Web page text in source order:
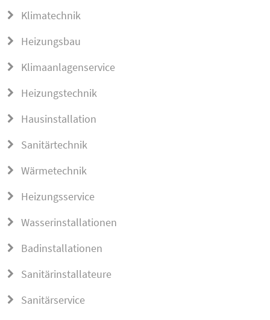
Klimatechnik
Heizungsbau
Klimaanlagenservice
Heizungstechnik
Hausinstallation
Sanitärtechnik
Wärmetechnik
Heizungsservice
Wasserinstallationen
Badinstallationen
Sanitärinstallateure
Sanitärservice